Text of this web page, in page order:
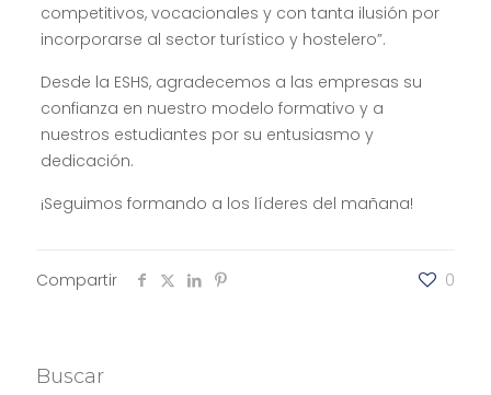
competitivos, vocacionales y con tanta ilusión por
incorporarse al sector turístico y hostelero”.
Desde la ESHS, agradecemos a las empresas su
confianza en nuestro modelo formativo y a
nuestros estudiantes por su entusiasmo y
dedicación.
¡Seguimos formando a los líderes del mañana!
Compartir 0
Buscar